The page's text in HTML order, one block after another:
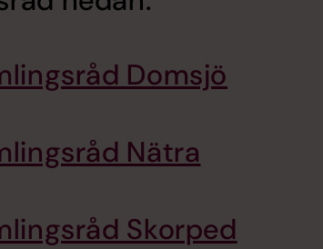
Domsjö
Nätra
Skorped